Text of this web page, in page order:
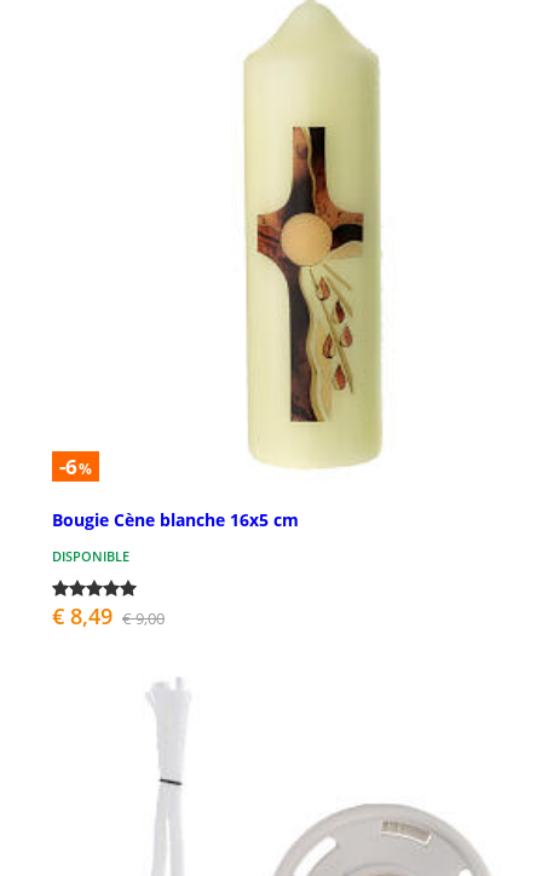
-6%
Bougie Cène blanche 16x5 cm
DISPONIBLE
€ 8,49 € 9,00